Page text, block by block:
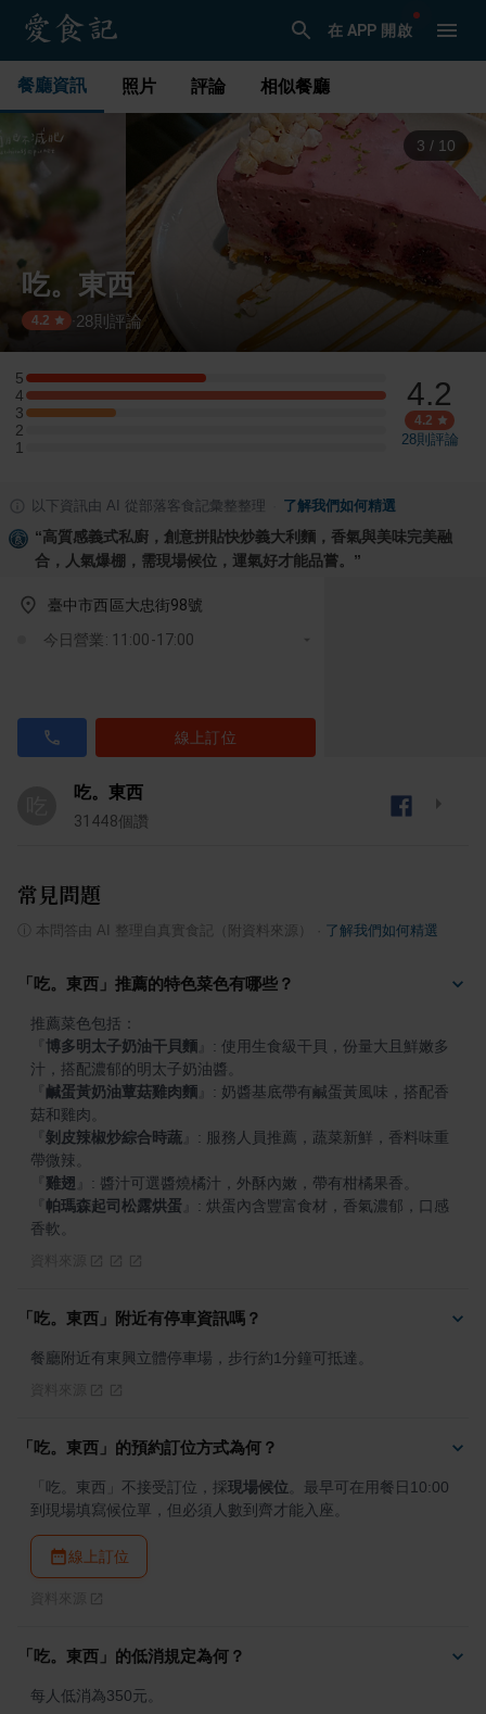
在 APP 開啟
餐廳資訊 照片 評論 相似餐廳
3 / 10
吃。東西
4.2 ·28則評論
5
5 星：2 則評論
4
4 星：4 則評論
3
3 星：1 則評論
2
2 星：0 則評論
1
1 星：0 則評論
4.2
4.2
28則評論
以下資訊由 AI 從部落客食記彙整整理 了解我們如何精選
“高質感義式私廚，創意拼貼快炒義大利麵，香氣與美味完美融
合，人氣爆棚，需現場候位，運氣好才能品嘗。 ”
臺中市西區大忠街98號
今日營業: 11:00-17:00
線上訂位
吃。東西
31448個讚
常見問題
本問答由 AI 整理自真實食記（附資料來源） 了解我們如何精選
「吃。東西」推薦的特色菜色有哪些？
博多明太子奶油干貝麵
: 使用生食級干貝，份量大且鮮嫩多
鹹蛋黃奶油蕈菇雞肉麵
: 奶醬基底帶有鹹蛋黃風味，搭配香
剝皮辣椒炒綜合時蔬
: 服務人員推薦，蔬菜新鮮，香料味重
雞翅
帕瑪森起司松露烘蛋
: 烘蛋內含豐富食材，香氣濃郁，口感
香軟。
「吃。東西」附近有停車資訊嗎？
餐廳附近有東興立體停車場，步行約1分鐘可抵達。
「吃。東西」的預約訂位方式為何？
「吃。東西」不接受訂位，採現場候位 。最早可在用餐日10:00
到現場填寫候位單，但必須人數到齊才能入座。
線上訂位
「吃。東西」的低消規定為何？
每人低消為350元。